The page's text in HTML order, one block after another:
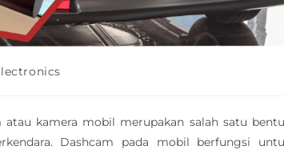
atau kamera mobil merupakan salah satu
Dashcam pada mobil berfungsi